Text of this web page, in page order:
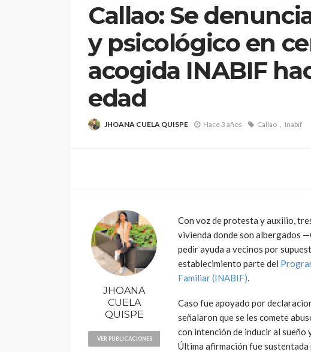
Callao: Se
y psicológico en
acogida INABIF
edad
JHOANA CUELA QUISPE Hace 3 años Callao Inabif
Con voz de protesta y auxilio,
vivienda donde son albergados
pedir ayuda a vecinos por
establecimiento parte del
Familiar (INABIF).
Caso fue apoyado por
señalaron que se les comete
con intención de inducir al sueño
Última afirmación fue sustentada
JHOANA
CUELA
QUISPE
VER PUBLICACIONES
despedidos en nueva
gestión en IRTP